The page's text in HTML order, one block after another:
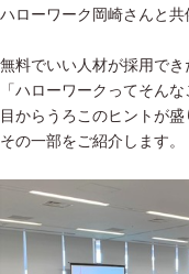
ハローワーク岡崎さんと共
無料でいい人材が採用でき
「ハローワークってそん
目からうろこのヒントが
その一部をご紹介します。